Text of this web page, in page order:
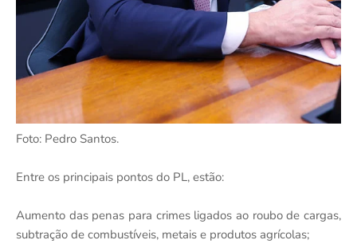
Foto: Pedro Santos.
Entre os principais pontos do PL, estão:
Aumento das penas para crimes ligados ao roubo de cargas,
subtração de combustíveis, metais e produtos agrícolas;